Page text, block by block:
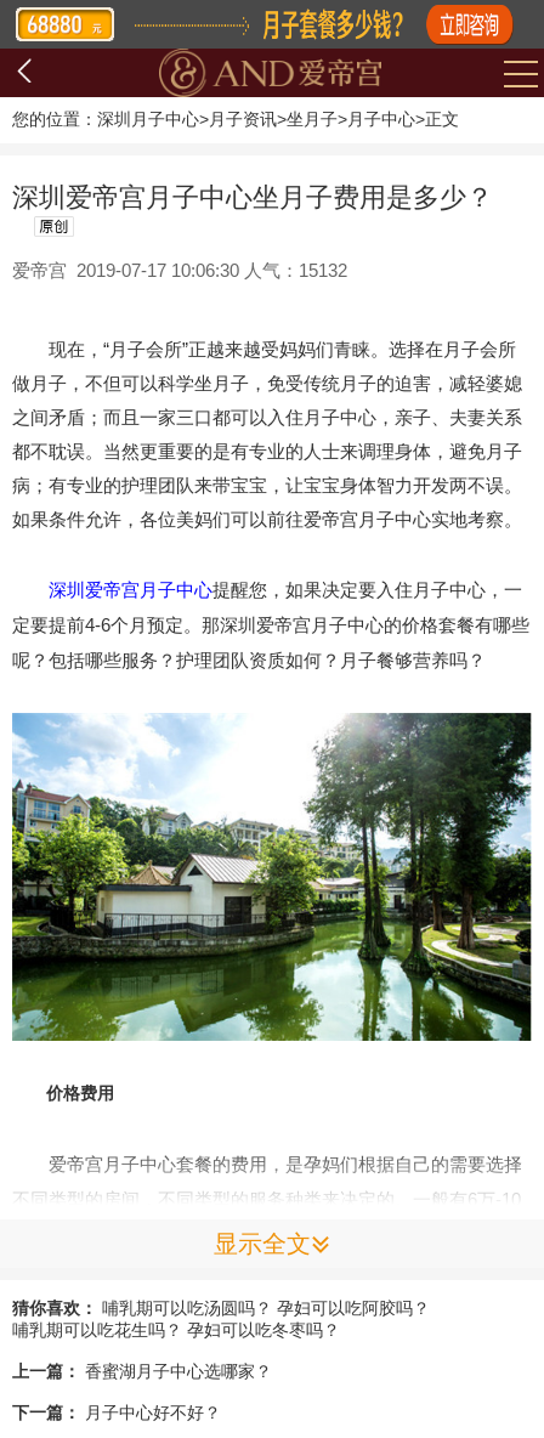
您的位置： 深圳月子中心>月子资讯>坐月子>月子中心>正文
显示全文
深圳爱帝宫月子中心坐月子费用是多少？
爱帝宫 2019-07-17 10:06:30 人气：15132
现在，“月子会所”正越来越受妈妈们青睐。选择在月子会所
做月子，不但可以科学坐月子，免受传统月子的迫害，减轻婆媳
之间矛盾；而且一家三口都可以入住月子中心，亲子、夫妻关系
都不耽误。当然更重要的是有专业的人士来调理身体，避免月子
病；有专业的护理团队来带宝宝，让宝宝身体智力开发两不误。
如果条件允许，各位美妈们可以前往爱帝宫月子中心实地考察。
深圳爱帝宫月子中心提醒您，如果决定要入住月子中心，一
定要提前4-6个月预定。那深圳爱帝宫月子中心的价格套餐有哪些
呢？包括哪些服务？护理团队资质如何？月子餐够营养吗？
价格费用
爱帝宫月子中心套餐的费用，是孕妈们根据自己的需要选择
不同类型的房间，不同类型的服务种类来决定的。一般有6万-10
万；10万以上的套餐范围。
服务项目
入住天数：一般为26天
猜你喜欢： 哺乳期可以吃汤圆吗？ 孕妇可以吃阿胶吗？
哺乳期可以吃花生吗？ 孕妇可以吃冬枣吗？
上一篇： 香蜜湖月子中心选哪家？
下一篇： 月子中心好不好？